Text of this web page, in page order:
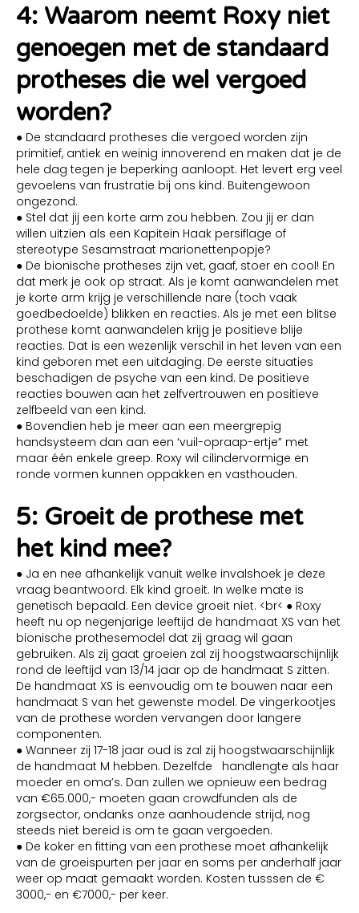
4: Waarom neemt Roxy niet
genoegen met de standaard
protheses die wel vergoed
worden?
● De standaard protheses die vergoed worden zijn
primitief, antiek en weinig innoverend en maken dat je de
hele dag tegen je beperking aanloopt. Het levert erg veel
gevoelens van frustratie bij ons kind. Buitengewoon
ongezond.
● Stel dat jij een korte arm zou hebben. Zou jij er dan
willen uitzien als een Kapitein Haak persiflage of
stereotype Sesamstraat marionettenpopje?
● De bionische protheses zijn vet, gaaf, stoer en cool! En
dat merk je ook op straat. Als je komt aanwandelen met
je korte arm krijg je verschillende nare (toch vaak
goedbedoelde) blikken en reacties. Als je met een blitse
prothese komt aanwandelen krijg je positieve blije
reacties. Dat is een wezenlijk verschil in het leven van een
kind geboren met een uitdaging. De eerste situaties
beschadigen de psyche van een kind. De positieve
reacties bouwen aan het zelfvertrouwen en positieve
zelfbeeld van een kind.
● Bovendien heb je meer aan een meergrepig
handsysteem dan aan een ‘vuil-opraap-ertje” met
maar één enkele greep. Roxy wil cilindervormige en
ronde vormen kunnen oppakken en vasthouden.
5: Groeit de prothese met
het kind mee?
● Ja en nee afhankelijk vanuit welke invalshoek je deze
vraag beantwoord. Elk kind groeit. In welke mate is
genetisch bepaald. Een device groeit niet. <br< ● Roxy
heeft nu op negenjarige leeftijd de handmaat XS van het
bionische prothesemodel dat zij graag wil gaan
gebruiken. Als zij gaat groeien zal zij hoogstwaarschijnlijk
rond de leeftijd van 13/14 jaar op de handmaat S zitten.
De handmaat XS is eenvoudig om te bouwen naar een
handmaat S van het gewenste model. De vingerkootjes
van de prothese worden vervangen door langere
componenten.
● Wanneer zij 17-18 jaar oud is zal zij hoogstwaarschijnlijk
de handmaat M hebben. Dezelfde handlengte als haar
moeder en oma’s. Dan zullen we opnieuw een bedrag
van €65.000,- moeten gaan crowdfunden als de
zorgsector, ondanks onze aanhoudende strijd, nog
steeds niet bereid is om te gaan vergoeden.
● De koker en fitting van een prothese moet afhankelijk
van de groeispurten per jaar en soms per anderhalf jaar
weer op maat gemaakt worden. Kosten tusssen de €
3000,- en €7000,- per keer.